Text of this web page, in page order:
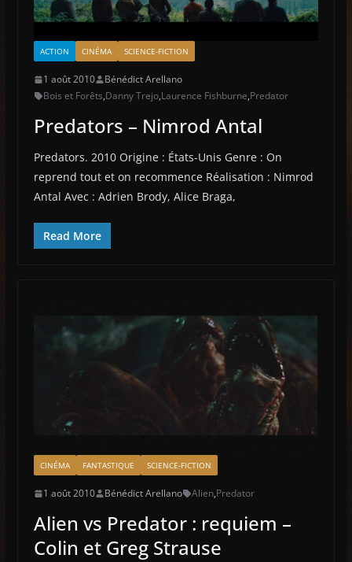
ACTION CINÉMA SCIENCE-FICTION
1 août 2010
Bénédict Arellano
Bois et Forêts,Danny Trejo,Laurence Fishburne,Predator
Predators – Nimrod Antal
Predators. 2010 Origine : États-Unis Genre : On
reprend tout et on recommence Réalisation : Nimrod
Antal Avec : Adrien Brody, Alice Braga,
Read More
CINÉMA FANTASTIQUE SCIENCE-FICTION
1 août 2010 Bénédict Arellano Alien,Predator
Alien vs Predator : requiem –
Colin et Greg Strause